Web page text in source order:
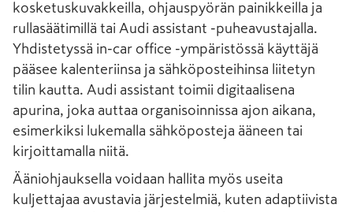
kosketuskuvakkeilla, ohjauspyörän painikkeilla ja
rullasäätimillä tai Audi assistant -puheavustajalla.
Yhdistetyssä in-car office -ympäristössä käyttäjä
pääsee kalenteriinsa ja sähköposteihinsa liitetyn
tilin kautta. Audi assistant toimii digitaalisena
apurina, joka auttaa organisoinnissa ajon aikana,
esimerkiksi lukemalla sähköposteja ääneen tai
kirjoittamalla niitä.
Ääniohjauksella voidaan hallita myös useita
kuljettajaa avustavia järjestelmiä, kuten adaptiivista